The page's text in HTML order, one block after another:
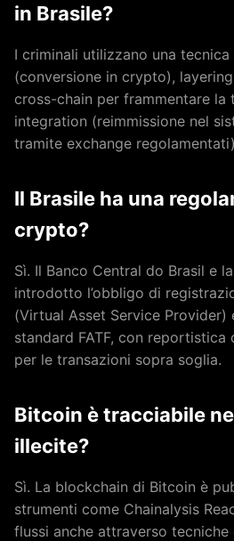
in Brasile?
I criminali utilizzano una
(conversione in crypto),
cross-chain per frammentare la
integration (reimmissione nel
tramite exchange
Il Brasile ha una
crypto?
Sì. Il Banco Central do Brasil e
introdotto l’obbligo di
(Virtual Asset Service Provider)
standard FATF, con reportistica
per le transazioni sopra soglia.
Bitcoin è tracciabile
illecite?
Sì. La blockchain di Bitcoin è
strumenti come Chainalysis
flussi anche attraverso